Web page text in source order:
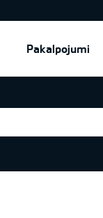
Pakalpojumi